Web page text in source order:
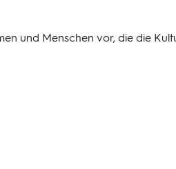
und Menschen vor, die die